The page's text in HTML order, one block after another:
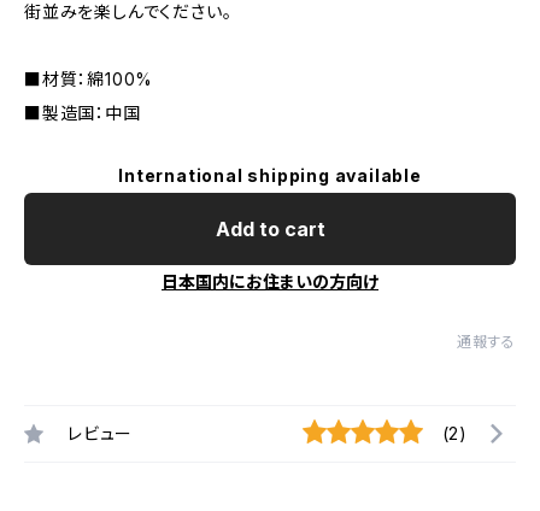
街並みを楽しんでください。
■材質：綿100%
■製造国：中国
International shipping available
Add to cart
日本国内にお住まいの方向け
通報する
レビュー (2)